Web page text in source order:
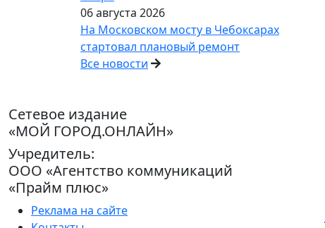
06 августа 2026
На Московском мосту в Чебоксарах
стартовал плановый ремонт
Все новости
Сетевое издание
«МОЙ ГОРОД.ОНЛАЙН»
Учредитель:
ООО «Агентство коммуникаций
«Прайм плюс»
Реклама на сайте